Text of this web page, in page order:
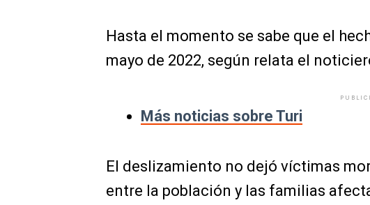
Hasta el momento se sabe que el
mayo de 2022, según relata el
Más noticias sobre Turi
El deslizamiento no dejó víctimas
entre la población y las familias